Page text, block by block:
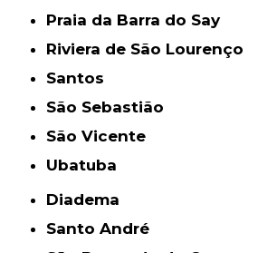
Praia da Barra do Say
Riviera de São Lourenço
Santos
São Sebastião
São Vicente
Ubatuba
Diadema
Santo André